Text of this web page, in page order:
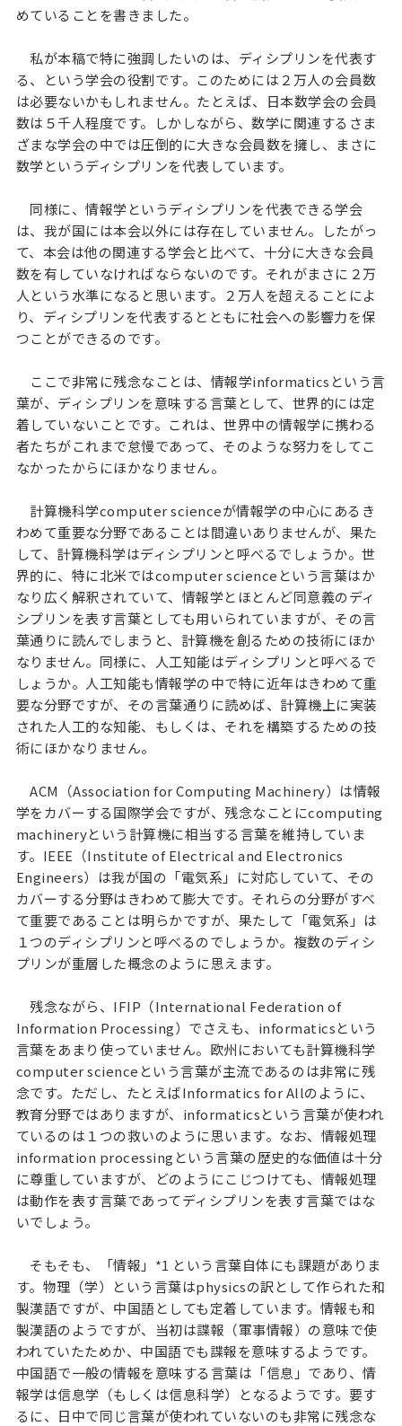
めていることを書きました。
私が本稿で特に強調したいのは、ディシプリンを代表す
る、という学会の役割です。このためには２万人の会員数
は必要ないかもしれません。たとえば、日本数学会の会員
数は５千人程度です。しかしながら、数学に関連するさま
ざまな学会の中では圧倒的に大きな会員数を擁し、まさに
数学というディシプリンを代表しています。
同様に、情報学というディシプリンを代表できる学会
は、我が国には本会以外には存在していません。したがっ
て、本会は他の関連する学会と比べて、十分に大きな会員
数を有していなければならないのです。それがまさに２万
人という水準になると思います。２万人を超えることによ
り、ディシプリンを代表するとともに社会への影響力を保
つことができるのです。
ここで非常に残念なことは、情報学informaticsという言
葉が、ディシプリンを意味する言葉として、世界的には定
着していないことです。これは、世界中の情報学に携わる
者たちがこれまで怠慢であって、そのような努力をしてこ
なかったからにほかなりません。
計算機科学computer scienceが情報学の中心にあるき
わめて重要な分野であることは間違いありませんが、果た
して、計算機科学はディシプリンと呼べるでしょうか。世
界的に、特に北米ではcomputer scienceという言葉はか
なり広く解釈されていて、情報学とほとんど同意義のディ
シプリンを表す言葉としても用いられていますが、その言
葉通りに読んでしまうと、計算機を創るための技術にほか
なりません。同様に、人工知能はディシプリンと呼べるで
しょうか。人工知能も情報学の中で特に近年はきわめて重
要な分野ですが、その言葉通りに読めば、計算機上に実装
された人工的な知能、もしくは、それを構築するための技
術にほかなりません。
ACM（Association for Computing Machinery）は情報
学をカバーする国際学会ですが、残念なことにcomputing
machineryという計算機に相当する言葉を維持していま
す。IEEE（Institute of Electrical and Electronics
Engineers）は我が国の「電気系」に対応していて、その
カバーする分野はきわめて膨大です。それらの分野がすべ
て重要であることは明らかですが、果たして「電気系」は
１つのディシプリンと呼べるのでしょうか。複数のディシ
プリンが重層した概念のように思えます。
残念ながら、IFIP（International Federation of
Information Processing）でさえも、informaticsという
言葉をあまり使っていません。欧州においても計算機科学
computer scienceという言葉が主流であるのは非常に残
念です。ただし、たとえばInformatics for Allのように、
教育分野ではありますが、informaticsという言葉が使われ
ているのは１つの救いのように思います。なお、情報処理
information processingという言葉の歴史的な価値は十分
に尊重していますが、どのようにこじつけても、情報処理
は動作を表す言葉であってディシプリンを表す言葉ではな
いでしょう。
そもそも、「情報」*1 という言葉自体にも課題がありま
す。物理（学）という言葉はphysicsの訳として作られた和
製漢語ですが、中国語としても定着しています。情報も和
製漢語のようですが、当初は諜報（軍事情報）の意味で使
われていたためか、中国語でも諜報を意味するようです。
中国語で一般の情報を意味する言葉は「信息」であり、情
報学は信息学（もしくは信息科学）となるようです。要す
るに、日中で同じ言葉が使われていないのも非常に残念な